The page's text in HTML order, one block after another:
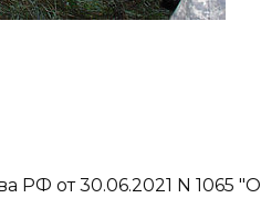
РФ от 30.06.2021 N 1065 "О